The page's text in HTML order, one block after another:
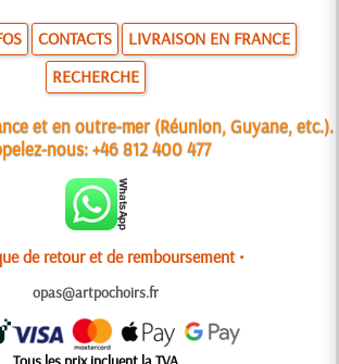
CONTACTS
LIVRAISON EN FRANCE
RECHERCHE
et en outre-mer (Réunion, Guyane, etc.).
nous:+46 812 400 477
de retour et de remboursement •
opas@artpochoirs.fr